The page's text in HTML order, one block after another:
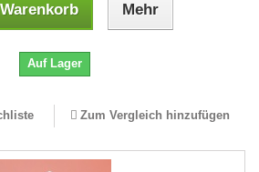
Mehr
Auf Lager
Zum Vergleich hinzufügen